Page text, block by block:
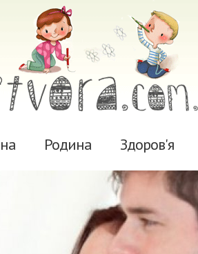
Родина Здоров'я